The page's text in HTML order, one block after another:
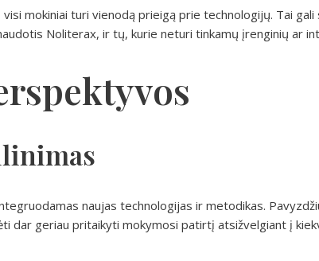
mokiniai turi vienodą prieigą prie technologijų. Tai
Noliterax, ir tų, kurie neturi tinkamų įrenginių ar
naujas technologijas ir metodikas.
dar geriau pritaikyti mokymosi patirtį atsižvelgiant į